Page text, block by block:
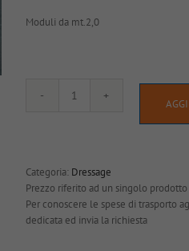
Moduli da mt.2,0
Rettangolo
quantità
Categoria: Dressage
Prezzo riferito ad un singolo
Per conoscere le spese di trasporto
dedicata ed invia la richiesta